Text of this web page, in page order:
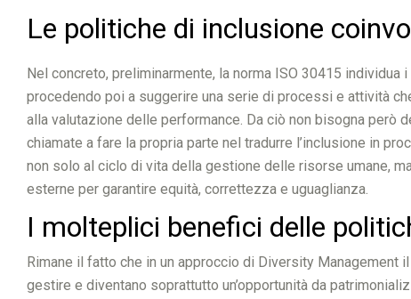
Le politiche di inclusione
Nel concreto, preliminarmente, la norma ISO 30415
procedendo poi a suggerire una serie di processi e attività
alla valutazione delle performance. Da ciò non bisogna però
chiamate a fare la propria parte nel tradurre l’inclusione in
non solo al ciclo di vita della gestione delle risorse umane,
esterne per garantire equità, correttezza e uguaglianza.
I molteplici benefici delle
Rimane il fatto che in un approccio di Diversity Management
gestire e diventano soprattutto un’opportunità da